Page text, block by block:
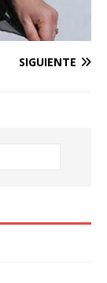
SIGUIENTE